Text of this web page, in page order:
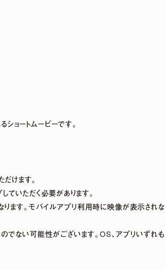
ョートムービーです。
けます。
ていただく必要があります。
ります。モバイルアプリ利用時に映像が表示されな
ない可能性がございます。OS、アプリいずれも